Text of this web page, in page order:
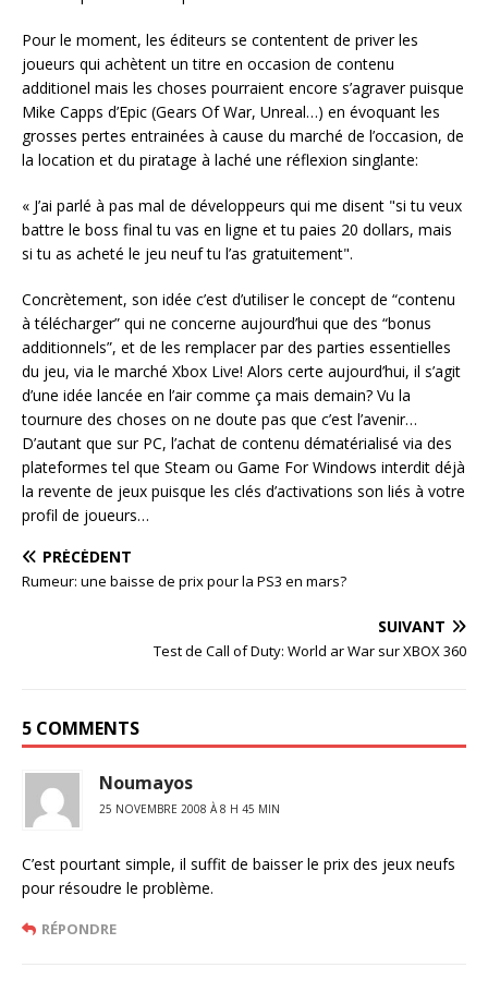
Pour le moment, les éditeurs se contentent de priver les
joueurs qui achètent un titre en occasion de contenu
additionel mais les choses pourraient encore s’agraver puisque
Mike Capps d’Epic (Gears Of War, Unreal…) en évoquant les
grosses pertes entrainées à cause du marché de l’occasion, de
la location et du piratage à laché une réflexion singlante:
« J’ai parlé à pas mal de développeurs qui me disent "si tu veux
battre le boss final tu vas en ligne et tu paies 20 dollars, mais
si tu as acheté le jeu neuf tu l’as gratuitement".
Concrètement, son idée c’est d’utiliser le concept de “contenu
à télécharger” qui ne concerne aujourd’hui que des “bonus
additionnels”, et de les remplacer par des parties essentielles
du jeu, via le marché Xbox Live! Alors certe aujourd’hui, il s’agit
d’une idée lancée en l’air comme ça mais demain? Vu la
tournure des choses on ne doute pas que c’est l’avenir…
D’autant que sur PC, l’achat de contenu dématérialisé via des
plateformes tel que Steam ou Game For Windows interdit déjà
la revente de jeux puisque les clés d’activations son liés à votre
profil de joueurs…
PRÉCÉDENT
Rumeur: une baisse de prix pour la PS3 en mars?
SUIVANT
Test de Call of Duty: World ar War sur XBOX 360
5 COMMENTS
Noumayos
25 NOVEMBRE 2008 À 8 H 45 MIN
C’est pourtant simple, il suffit de baisser le prix des jeux neufs
pour résoudre le problème.
RÉPONDRE